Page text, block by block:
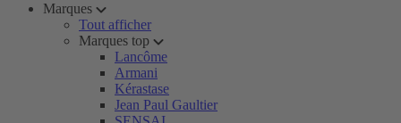
Marques
Tout afficher
Marques top
Lancôme
Armani
Kérastase
Jean Paul Gaultier